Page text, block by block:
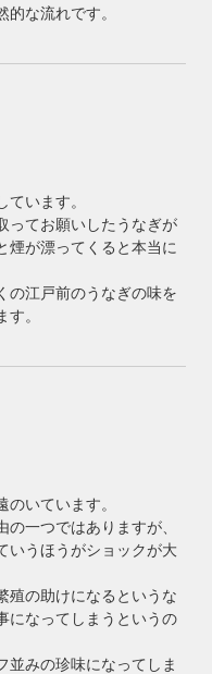
な流れです。
います。
ってお願いしたうなぎが
煙が漂ってくると本当に
の江戸前のうなぎの味を
。
いています。
一つではありますが、
いうほうがショックが大
殖の助けになるというな
になってしまうというの
並みの珍味になってしま